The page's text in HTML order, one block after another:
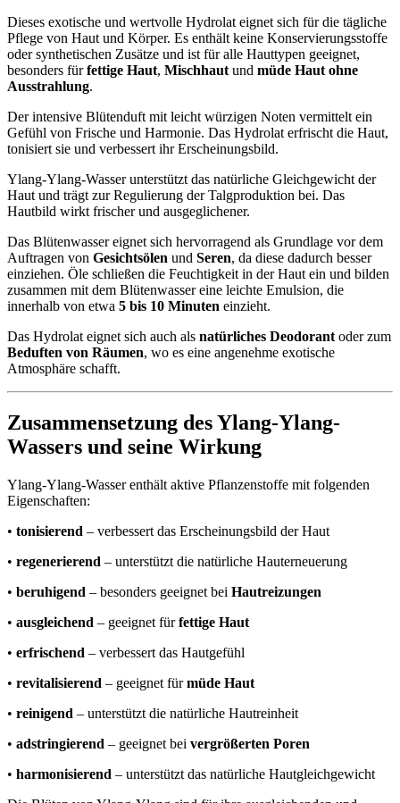
Dieses exotische und wertvolle Hydrolat eignet sich für die tägliche
Pflege von Haut und Körper. Es enthält keine Konservierungsstoffe
oder synthetischen Zusätze und ist für alle Hauttypen geeignet,
besonders fürfettige Haut, Mischhaut und müde Haut ohne
Ausstrahlung.
Der intensive Blütenduft mit leicht würzigen Noten vermittelt ein
Gefühl von Frische und Harmonie. Das Hydrolat erfrischt die Haut,
tonisiert sie und verbessert ihr Erscheinungsbild.
Ylang-Ylang-Wasser unterstützt das natürliche Gleichgewicht der
Haut und trägt zur Regulierung der Talgproduktion bei. Das
Hautbild wirkt frischer und ausgeglichener.
Das Blütenwasser eignet sich hervorragend als Grundlage vor dem
Auftragen von Gesichtsölen und Seren, da diese dadurch besser
einziehen. Öle schließen die Feuchtigkeit in der Haut ein und bilden
zusammen mit dem Blütenwasser eine leichte Emulsion, die
innerhalb von etwa 5 bis 10 Minuten einzieht.
Das Hydrolat eignet sich auch als natürliches Deodorant oder zum
Beduften von Räumen, wo es eine angenehme exotische
Atmosphäre schafft.
Zusammensetzung des Ylang-Ylang-
Wassers und seine Wirkung
Ylang-Ylang-Wasser enthält aktive Pflanzenstoffe mit folgenden
Eigenschaften:
• tonisierend – verbessert das Erscheinungsbild der Haut
• regenerierend – unterstützt die natürliche Hauterneuerung
• beruhigend – besonders geeignet bei Hautreizungen
• ausgleichend – geeignet fürfettige Haut
• erfrischend – verbessert das Hautgefühl
• revitalisierend – geeignet fürmüde Haut
• reinigend – unterstützt die natürliche Hautreinheit
• adstringierend – geeignet bei vergrößerten Poren
• harmonisierend – unterstützt das natürliche Hautgleichgewicht